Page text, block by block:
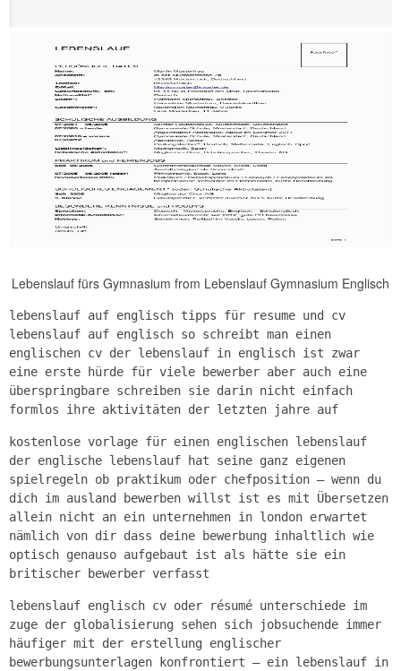
Lebenslauf fürs Gymnasium from Lebenslauf Gymnasium Englisch
lebenslauf auf englisch tipps für resume und cv
lebenslauf auf englisch so schreibt man einen
englischen cv der lebenslauf in englisch ist zwar
eine erste hürde für viele bewerber aber auch eine
überspringbare schreiben sie darin nicht einfach
formlos ihre aktivitäten der letzten jahre auf
kostenlose vorlage für einen englischen lebenslauf
der englische lebenslauf hat seine ganz eigenen
spielregeln ob praktikum oder chefposition – wenn du
dich im ausland bewerben willst ist es mit Übersetzen
allein nicht an ein unternehmen in london erwartet
nämlich von dir dass deine bewerbung inhaltlich wie
optisch genauso aufgebaut ist als hätte sie ein
britischer bewerber verfasst
lebenslauf englisch cv oder résumé unterschiede im
zuge der globalisierung sehen sich jobsuchende immer
häufiger mit der erstellung englischer
bewerbungsunterlagen konfrontiert – ein lebenslauf in